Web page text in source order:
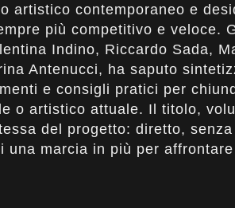
artistico contemporaneo e
più competitivo e veloce.
Indino, Riccardo Sada,
Antenucci, ha saputo
e consigli pratici per
o artistico attuale. Il titolo,
del progetto: diretto,
una marcia in più per